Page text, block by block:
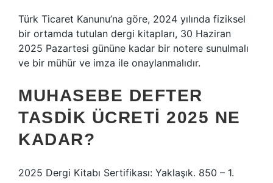
Türk Ticaret Kanunu’na göre, 2024 yılında fiziksel
bir ortamda tutulan dergi kitapları, 30 Haziran
2025 Pazartesi gününe kadar bir notere sunulmalı
ve bir mühür ve imza ile onaylanmalıdır.
MUHASEBE DEFTER
TASDIK ÜCRETI 2025 NE
KADAR?
2025 Dergi Kitabı Sertifikası: Yaklaşık. 850 – 1.